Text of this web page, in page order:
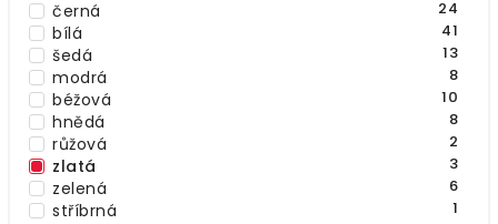
Zeller 0
černá 24
bílá 41
šedá 13
modrá 8
béžová 10
hnědá 8
růžová 2
zlatá 3
zelená 6
stříbrná 1